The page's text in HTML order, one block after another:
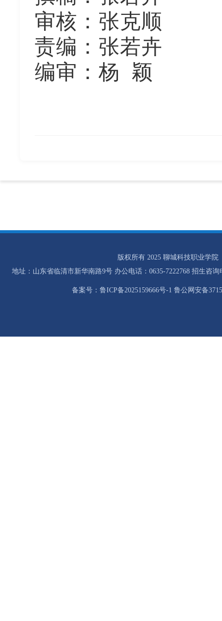
审核： 张克顺
责编：张若卉
编审：杨
颖
版权所有 2025 聊城科技职业学院
地址：山东省临清市新华南路9号 办公电话：0635-7222768 招生咨询
备案号：鲁ICP备2025159666号-1 鲁公网安备